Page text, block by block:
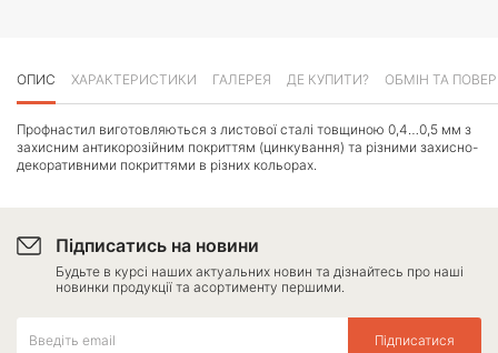
ОПИС ХАРАКТЕРИСТИКИ ГАЛЕРЕЯ ДЕ КУПИТИ? ОБМІН ТА
Профнастил виготовляються з листової сталі товщиною 0,4…0,5 мм з
захисним антикорозійним покриттям (цинкування) та різними захисно-
декоративними покриттями в різних кольорах.
Підписатись на новини
Будьте в курсі наших актуальних новин та дізнайтесь про наші
новинки продукції та асортименту першими.
Підписатися